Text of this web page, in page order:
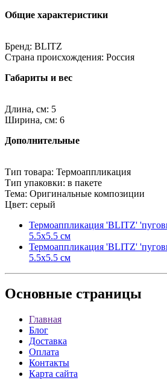
Общие характеристики
Бренд: BLITZ
Страна происхождения: Россия
Габариты и вес
Длина, см: 5
Ширина, см: 6
Дополнительные
Тип товара: Термоаппликация
Тип упаковки: в пакете
Тема: Оригинальные композиции
Цвет: серый
Термоаппликация 'BLITZ'
5.5х5.5 см
Термоаппликация 'BLITZ'
5.5х5.5 см
Основные страницы
Главная
Блог
Доставка
Оплата
Контакты
Карта сайта